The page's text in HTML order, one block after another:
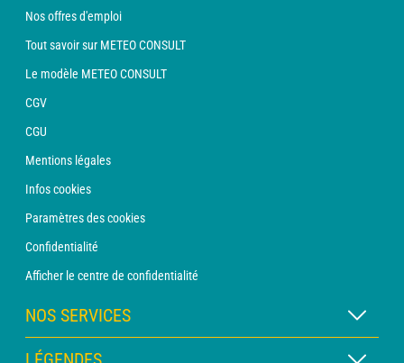
Nos offres d'emploi
Tout savoir sur METEO CONSULT
Le modèle METEO CONSULT
CGV
CGU
Mentions légales
Infos cookies
Paramètres des cookies
Confidentialité
Afficher le centre de confidentialité
NOS SERVICES
Abonnement METEO Xpert